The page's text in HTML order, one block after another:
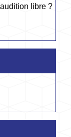
libre ?